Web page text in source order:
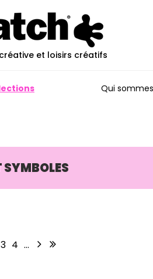
et loisirs créatifs
Qui
SYMBOLES
3 4 …